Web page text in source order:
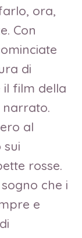
ora,
Con
di
il film della
narrato.
al
sui
rosse.
che i
e